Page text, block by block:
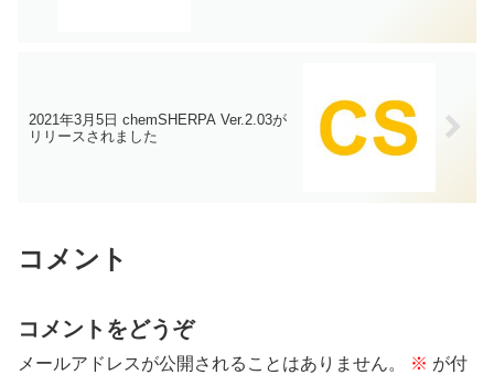
2021年3月5日 chemSHERPA Ver.2.03が
リリースされました
コメント
コメントをどうぞ
メールアドレスが公開されることはありません。 ※ が付